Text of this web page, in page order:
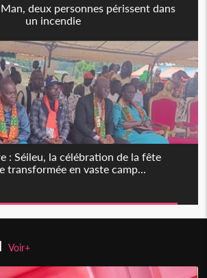
deux personnes périssent dans
un incendie
: Séileu, la célébration de la fête
transformée en vaste camp...
Voir+